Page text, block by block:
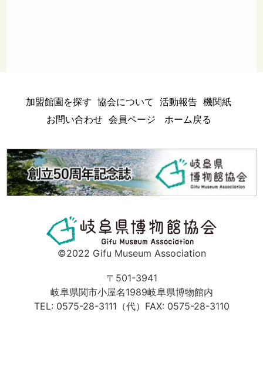
加盟館園を探す 協会について 活動報告 機関紙
お問い合わせ 会員ページ ホーム戻る
©2022 Gifu Museum Association
〒501-3941
岐阜県関市小屋名1989岐阜県博物館内
TEL: 0575-28-3111（代） FAX: 0575-28-3110